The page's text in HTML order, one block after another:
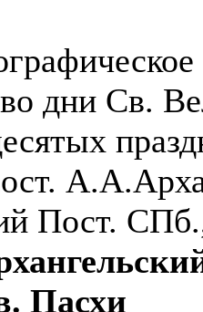
дни Св.
Пост.
Пасхи